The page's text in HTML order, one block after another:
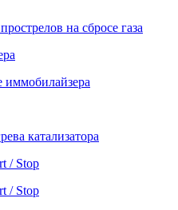
на сбросе газа
катализатора
/ Stop
/ Stop